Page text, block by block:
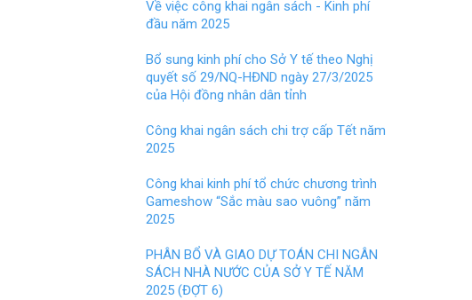
o
o
k
t
Về việc công khai ngân sách - Kinh phí
đầu năm 2025
Bổ sung kinh phí cho Sở Y tế theo Nghị
quyết số 29/NQ-HĐND ngày 27/3/2025
của Hội đồng nhân dân tỉnh
Công khai ngân sách chi trợ cấp Tết năm
2025
Công khai kinh phí tổ chức chương trình
Gameshow “Sắc màu sao vuông” năm
2025
PHÂN BỔ VÀ GIAO DỰ TOÁN CHI NGÂN
SÁCH NHÀ NƯỚC CỦA SỞ Y TẾ NĂM
2025 (ĐỢT 6)